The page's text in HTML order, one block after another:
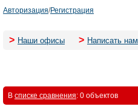
Авторизация/Регистрация
> Наши офисы > Написать нам
В списке сравнения: 0 объектов